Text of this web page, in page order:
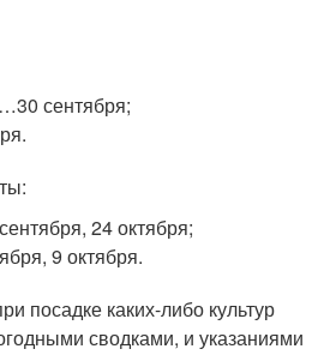
сентября;
24 октября;
9 октября.
посадке каких-либо культур
сводками, и указаниями